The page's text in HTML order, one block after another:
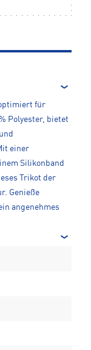
für
Polyester, bietet
einer
Silikonband
Trikot der
Genieße
angenehmes